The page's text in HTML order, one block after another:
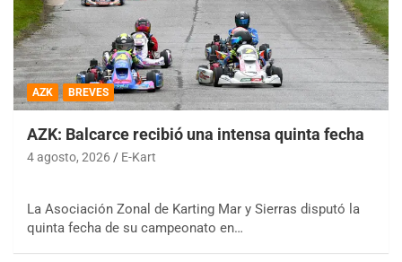
AZK BREVES
AZK: Balcarce recibió una intensa quinta fecha
4 agosto, 2026 E-Kart
La Asociación Zonal de Karting Mar y Sierras disputó la
quinta fecha de su campeonato en…